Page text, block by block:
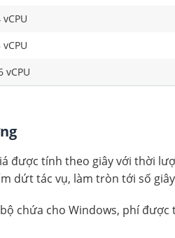
vCPU
vCPU
vCPU
được tính theo giây với thời
dứt tác vụ, làm tròn tới số
chứa cho Windows, phí